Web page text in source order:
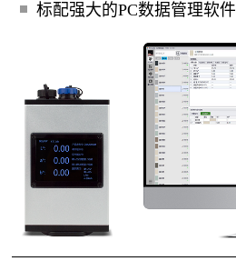
标配强大的PC数据管理软件